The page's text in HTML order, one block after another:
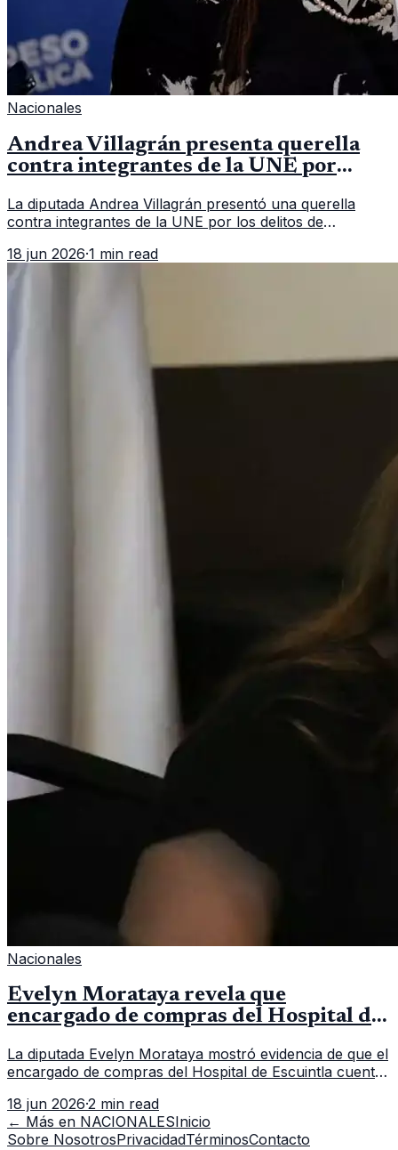
Nacionales
Andrea Villagrán presenta querella
contra integrantes de la UNE por
La diputada Andrea Villagrán presentó una querella
contra integrantes de la UNE por los delitos de
18 jun 2026·1 min read
Nacionales
Evelyn Morataya revela que
encargado de compras del Hospital de
La diputada Evelyn Morataya mostró evidencia de que el
encargado de compras del Hospital de Escuintla cuenta
capacitación en la capital.
18 jun 2026·2 min read
← Más en NACIONALESInicio
Sobre NosotrosPrivacidadTérminosContacto